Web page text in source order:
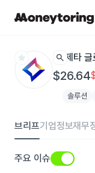
star search 제타
$26.64
솔루션
브리프기업정보재무
주요 이슈